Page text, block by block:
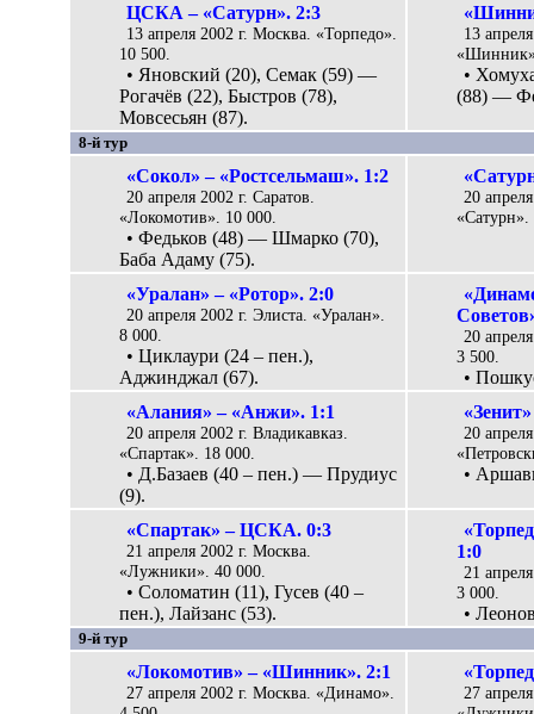
ЦСКА – «Сатурн». 2:3
13 апреля 2002 г. Москва. «Торпедо».
10 500.
• Яновский (20), Семак (59) —
Рогачёв (22), Быстров (78),
Мовсесьян (87).
13
•
(88) —
8-й тур
«Сокол» – «Ростсельмаш». 1:2
20 апреля 2002 г. Саратов.
«Локомотив». 10 000.
• Федьков (48) — Шмарко (70),
Баба Адаму (75).
20
«Сатурн».
«Уралан» – «Ротор». 2:0
20 апреля 2002 г. Элиста. «Уралан».
8 000.
• Циклаури (24 – пен.),
Аджинджал (67).
20
3 500.
•
«Алания» – «Анжи». 1:1
20 апреля 2002 г. Владикавказ.
«Спартак». 18 000.
• Д.Базаев (40 – пен.) — Прудиус
(9).
20
•
«Спартак» – ЦСКА. 0:3
21 апреля 2002 г. Москва.
«Лужники». 40 000.
• Соломатин (11), Гусев (40 –
пен.), Лайзанс (53).
1:0
21
3 000.
•
9-й тур
«Локомотив» – «Шинник». 2:1
27 апреля 2002 г. Москва. «Динамо».
27